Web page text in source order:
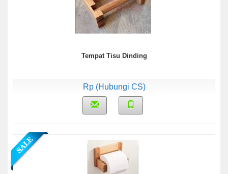
Tempat Tisu Dinding
Rp (Hubungi CS)